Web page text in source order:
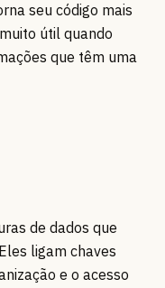
seu código mais
útil quando
que têm uma
de dados que
ligam chaves
e o acesso